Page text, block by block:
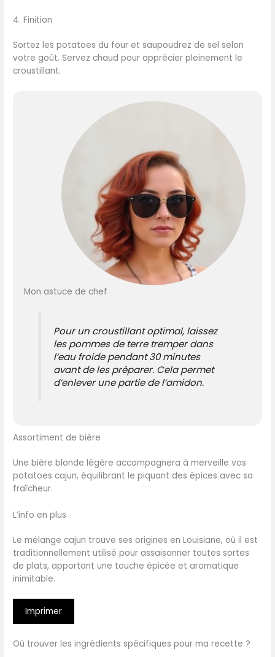
4. Finition
Sortez les potatoes du four et saupoudrez de sel selon
votre goût. Servez chaud pour apprécier pleinement le
croustillant.
Mon astuce de chef
Pour un croustillant optimal, laissez
les pommes de terre tremper dans
l’eau froide pendant 30 minutes
avant de les préparer. Cela permet
d’enlever une partie de l’amidon.
Assortiment de bière
Une bière blonde légère accompagnera à merveille vos
potatoes cajun, équilibrant le piquant des épices avec sa
fraîcheur.
L’info en plus
Le mélange cajun trouve ses origines en Louisiane, où il est
traditionnellement utilisé pour assaisonner toutes sortes
de plats, apportant une touche épicée et aromatique
inimitable.
Imprimer
Où trouver les ingrédients spécifiques pour ma recette ?